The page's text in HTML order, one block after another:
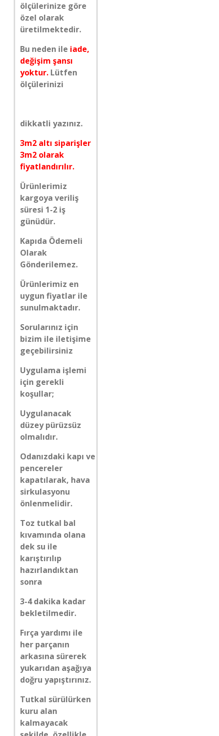
ölçülerinize göre
özel olarak
üretilmektedir.
Bu neden ile iade,
değişim şansı
yoktur. Lütfen
ölçülerinizi
dikkatli yazınız.
3m2 altı siparişler
3m2 olarak
fiyatlandırılır.
Ürünlerimiz
kargoya veriliş
süresi 1-2 iş
günüdür.
Kapıda Ödemeli
Olarak
Gönderilemez.
Ürünlerimiz en
uygun fiyatlar ile
sunulmaktadır.
Sorularınız için
bizim ile iletişime
geçebilirsiniz
Uygulama işlemi
için gerekli
koşullar;
Uygulanacak
düzey pürüzsüz
olmalıdır.
Odanızdaki kapı ve
pencereler
kapatılarak, hava
sirkulasyonu
önlenmelidir.
Toz tutkal bal
kıvamında olana
dek su ile
karıştırılıp
hazırlandıktan
sonra
3-4 dakika kadar
bekletilmedir.
Fırça yardımı ile
her parçanın
arkasına sürerek
yukarıdan aşağıya
doğru yapıştırınız.
Tutkal sürülürken
kuru alan
kalmayacak